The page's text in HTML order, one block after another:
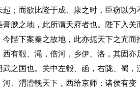
起；而欲比隆于成、康之时，臣窃以
膏腴之地，此所谓天府者也。陛下入
今陛下案秦之故地，此亦扼天下之亢
西有殽、渑，倍河，乡伊、洛，其固
武之国也。关中左殽、函，右陇、蜀
河、渭漕輓天下，西给京师；诸侯有